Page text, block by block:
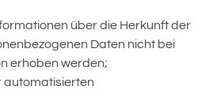
über die Herkunft der
Daten nicht bei
erhoben werden;
automatisierten